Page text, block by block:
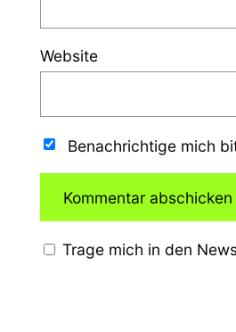
Website
Benachrichtige mich
Trage mich in den